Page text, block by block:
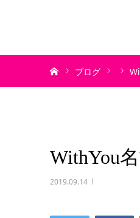
ブログ
WithYou
2019.09.14